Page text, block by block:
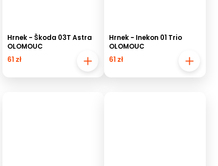
Hrnek - Škoda 03T Astra
OLOMOUC
61 zł
Hrnek - Inekon 01 Trio
OLOMOUC
61 zł